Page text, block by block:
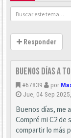
Responder
Buenos días a
#67839 por
Jue, 04 Sep
Buenos días, me
Compré mi C2 de
compartir lo más